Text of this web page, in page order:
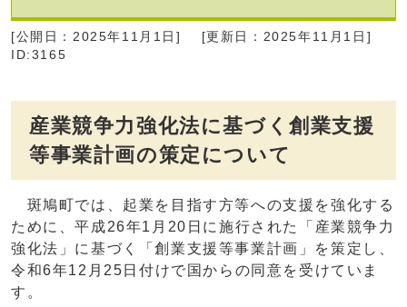
[公開日：2025年11月1日]
[更新日：2025年11月1日]
ID:3165
産業競争力強化法に基づく創業支援
等事業計画の策定について
斑鳩町では、起業を目指す方等への支援を強化する
ために、平成26年1月20日に施行された「産業競争力
強化法」に基づく「創業支援等事業計画」を策定し、
令和6年12月25日付けで国からの同意を受けていま
す。